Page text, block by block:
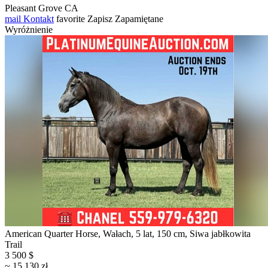
Pleasant Grove CA
mail Kontakt favorite Zapisz Zapamiętane
Wyróżnienie
American Quarter Horse, Wałach, 5 lat, 150 cm, Siwa jabłkowita
Trail
3 500 $
~ 15 130 zł